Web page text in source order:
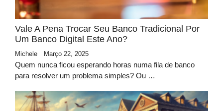
Vale A Pena Trocar Seu Banco Tradicional Por
Um Banco Digital Este Ano?
Michele Março 22, 2025
Quem nunca ficou esperando horas numa fila de banco
para resolver um problema simples? Ou …